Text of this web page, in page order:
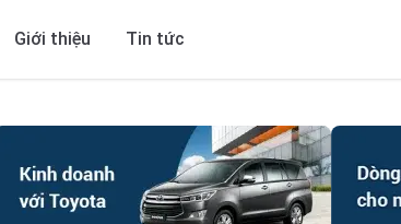
Giới thiệu Tin tức